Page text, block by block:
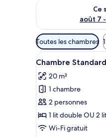
Ce
août 7
Vérifier la
Filtres
disponibles
pour
les
chambres
Toutes les chambres
Afficher
toutes
les
photos
pour
ce
type
6
Chambre
20 m²
1 chambre
2 personnes
1 lit double OU 2
Wi-Fi gratuit